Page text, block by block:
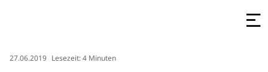
27.06.2019 Lesezeit: 4 Minuten